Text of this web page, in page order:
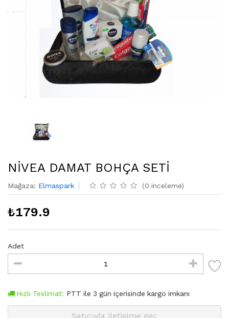
NİVEA DAMAT BOHÇA SETİ
Mağaza: Elmaspark (0 inceleme)
₺179.9
Adet
Hızlı Teslimat: PTT ile 3 gün içerisinde kargo imkanı
Satıcıyla iletişime geç